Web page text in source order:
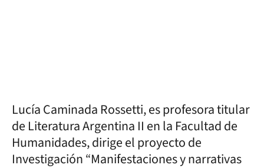
Lucía Caminada Rossetti, es profesora titular
de Literatura Argentina II en la Facultad de
Humanidades, dirige el proyecto de
Investigación “Manifestaciones y narrativas